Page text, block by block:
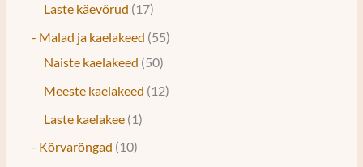
Laste käevõrud
17
- Malad ja kaelakeed 55
Naiste kaelakeed 50
Meeste kaelakeed
12
Laste kaelakee 1
- Kõrvarõngad
10